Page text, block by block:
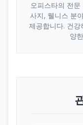
오피스타의 전
사지, 웰니스 분
제공합니다. 건
양